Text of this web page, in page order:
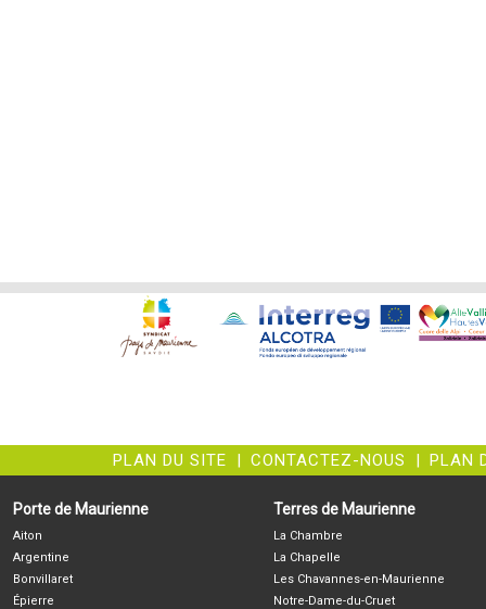
PLAN DU SITE | CONTACTEZ-NOUS | PLAN
Porte de Maurienne
Aiton
Argentine
Bonvillaret
Épierre
Terres de Maurienne
La Chambre
La Chapelle
Les Chavannes-en-Maurienne
Notre-Dame-du-Cruet